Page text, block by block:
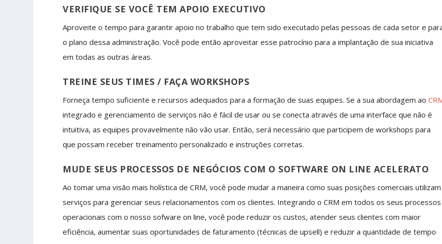
VERIFIQUE SE VOCÊ TEM APOIO EXECUTIVO
Aproveite o tempo para garantir apoio no trabalho que tem sido executado pelas pessoas de cada setor e
o plano dessa administração. Você pode então aproveitar esse patrocínio para a implantação de sua iniciativa
em todas as outras áreas.
TREINE SEUS TIMES / FAÇA WORKSHOPS
Forneça tempo suficiente e recursos adequados para a formação de suas equipes. Se a sua abordagem ao
integrado e gerenciamento de serviços não é fácil de usar ou se conecta através de uma interface que não é
intuitiva, as equipes provavelmente não vão usar. Então, será necessário que participem de workshops para
que possam receber treinamento personalizado e instruções corretas.
MUDE SEUS PROCESSOS DE NEGÓCIOS COM O SOFTWARE ON LINE ACELERATO
Ao tomar uma visão mais holística de CRM, você pode mudar a maneira como suas posições comerciais utilizam
serviços para gerenciar seus relacionamentos com os clientes. Integrando o CRM em todos os seus processos
operacionais com o nosso sofware on line, você pode reduzir os custos, atender seus clientes com maior
eficiência, aumentar suas oportunidades de faturamento (técnicas de upsell) e reduzir a quantidade de tempo